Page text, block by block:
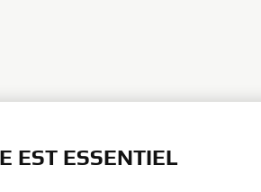
EST ESSENTIEL